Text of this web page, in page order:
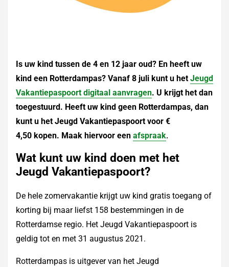
Is uw kind tussen de 4 en 12 jaar oud? En heeft uw
kind een Rotterdampas? Vanaf 8 juli kunt u hetJeugd
Vakantiepaspoort digitaal aanvragen. U krijgt het dan
toegestuurd. Heeft uw kind geen Rotterdampas, dan
kunt u het Jeugd Vakantiepaspoort voor €
4,50 kopen. Maak hiervoor een afspraak.
Wat kunt uw kind doen met het
Jeugd Vakantiepaspoort?
De hele zomervakantie krijgt uw kind gratis toegang of
korting bij maar liefst 158 bestemmingen in de
Rotterdamse regio. Het Jeugd Vakantiepaspoort is
geldig tot en met 31 augustus 2021.
Rotterdampas is uitgever van het Jeugd